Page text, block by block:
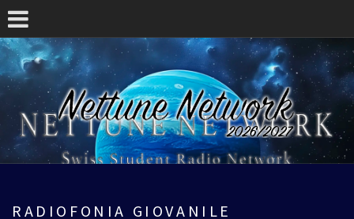
RADIOFONIA GIOVANILE